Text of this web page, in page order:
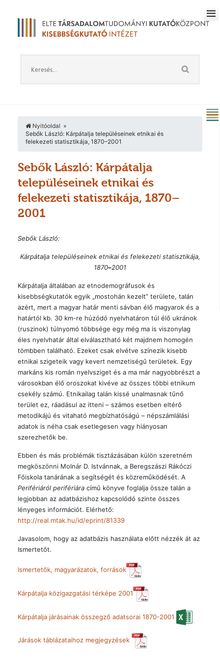
Nyitóoldal
Sebők László: Kárpátalja településeinek etnikai és
felekezeti statisztikája, 1870–2001
Sebők László: Kárpátalja
településeinek etnikai és
felekezeti statisztikája, 1870–
2001
Sebők László:
Kárpátalja településeinek etnikai és felekezeti statisztikája,
1870–2001
Kárpátalja általában az etnodemográfusok és
kisebbségkutatók egyik „mostohán kezelt” területe, talán
azért, mert a magyar határ menti sávban élő magyarok és a
határtól kb. 30 km-re húzódó nyelvhatáron túl élő ukránok
(ruszinok) túlnyomó többsége egy még ma is viszonylag
éles nyelvhatár által elválasztható két majdnem homogén
tömbben található. Ezeket csak elvétve színezik kisebb
etnikai szigeteik vagy kevert nemzetiségű területek. Egy
markáns kis román nyelvsziget és a ma már nagyobbrészt a
városokban élő oroszokat kivéve az összes többi etnikum
csekély számú. Etnikailag talán kissé unalmasnak tűnő
terület ez, ráadásul az itteni – számos esetben eltérő
metodikájú és vitaható megbízhatóságú – népszámlálási
adatok is néha csak esetlegesen vagy hiányosan
szerezhetők be.
Ebben és más problémák tisztázásában külön szeretném
megköszönni Molnár D. Istvánnak, a Beregszászi Rákóczi
Főiskola tanárának a segítségét és közreműködését. A
Perifériáról perifériáracímű könyve foglalja össze talán a
legjobban az adatbázishoz kapcsolódó szinte összes
lényeges információt. Elérhető:
http://real.mtak.hu/id/eprint/81339
Javasolom, hogy az adatbázis használata előtt nézzék át az
Ismertetőt.
Ismertetők, magyarázatok, források
Kárpátalja közigazgatási térképe 2001
Kárpátalja járásainak összegző adatsorai 1870-2001
Járások táblázataihoz megjegyzések